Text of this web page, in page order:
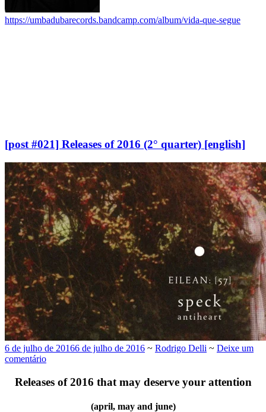
https://umbadubarecords.bandcamp.com/album/vida-que-segue
[post #021] Releases of 2016 (2° quarter) [english]
6 de julho de 20166 de julho de 2016 ~ Rodrigo Delli ~ Deixe um
comentário
Releases of 2016 that may deserve your attention
(april, may and june)